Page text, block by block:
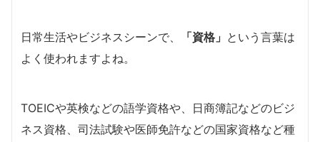
日常生活やビジネスシーンで、 「資格」 という言葉は
よく使われますよね。
TOEICや英検などの語学資格や、日商簿記などのビジ
ネス資格、司法試験や医師免許などの国家資格など種